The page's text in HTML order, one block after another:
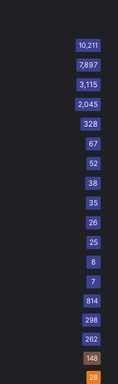
10,211
7,897
3,115
2,045
328
67
52
38
35
26
25
8
7
814
298
262
148
28